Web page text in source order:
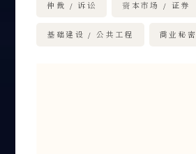
仲裁 / 诉讼 资本市场 / 证券
基础建设 / 公共工程 商业秘密